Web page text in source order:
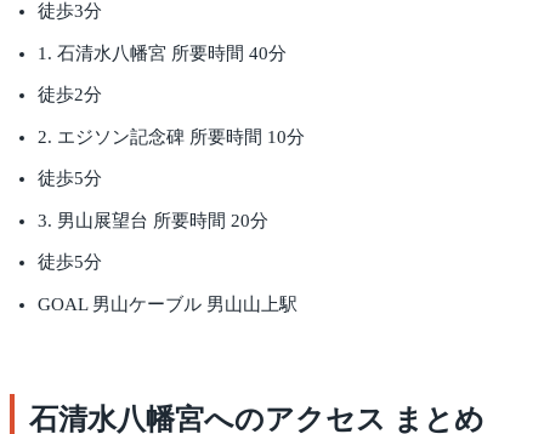
徒歩3分
1. 石清水八幡宮 所要時間 40分
徒歩2分
2. エジソン記念碑 所要時間 10分
徒歩5分
3. 男山展望台 所要時間 20分
徒歩5分
GOAL 男山ケーブル 男山山上駅
石清水八幡宮へのアクセス まとめ